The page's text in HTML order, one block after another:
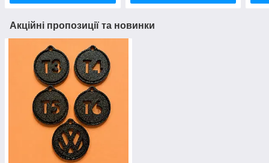
Акційні пропозиції та новинки